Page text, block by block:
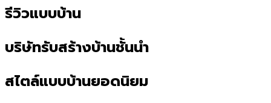
รีวิวแบบบ้าน
บริษัทรับสร้างบ้านชั้นนำ
สไตล์แบบบ้านยอดนิยม